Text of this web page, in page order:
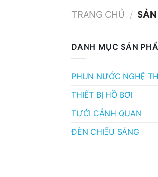
TRANG CHỦ / SẢN
DANH MỤC SẢN
PHUN NƯỚC NGHỆ
THIẾT BỊ HỒ BƠI
TƯỚI CẢNH QUAN
ĐÈN CHIẾU SÁNG